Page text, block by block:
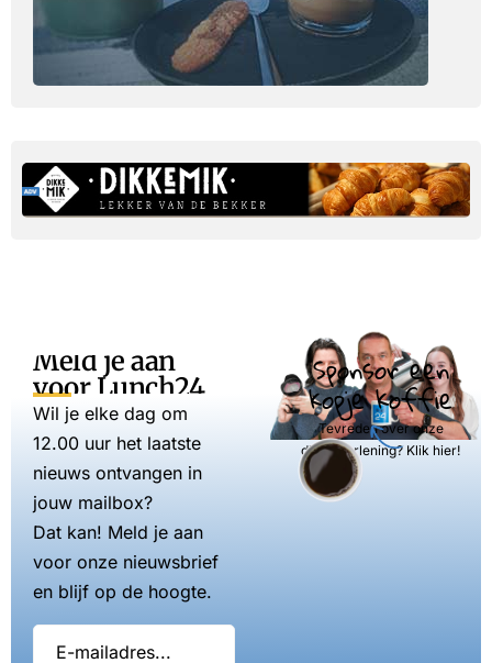
Meld je aan
voor Lunch24
Wil je elke dag om
12.00 uur het laatste
nieuws ontvangen in
jouw mailbox?
Dat kan! Meld je aan
voor onze nieuwsbrief
en blijf op de hoogte.
Sponsor een
kopje koffie
Tevreden over onze
dienstverlening? Klik hier!